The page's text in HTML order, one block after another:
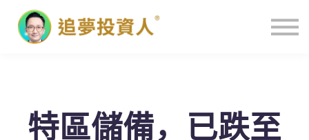
主頁
特區儲備，已跌至